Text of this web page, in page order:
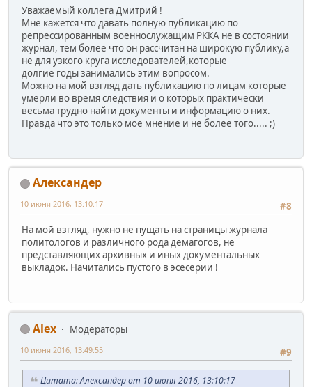
Уважаемый коллега Дмитрий !
Мне кажется что давать полную публикацию по
репрессированным военнослужащим РККА не в состоянии
журнал, тем более что он рассчитан на широкую публику,а
не для узкого круга исследователей,которые
долгие годы занимались этим вопросом.
Можно на мой взгляд дать публикацию по лицам которые
умерли во время следствия и о которых практически
весьма трудно найти документы и информацию о них.
Правда что это только мое мнение и не более того..... ;)
Александер
#8
10 июня 2016, 13:10:17
На мой взгляд, нужно не пущать на страницы журнала
политологов и различного рода демагогов, не
представляющих архивных и иных документальных
выкладок. Начитались пустого в эсесерии !
Alex
Модераторы
#9
10 июня 2016, 13:49:55
Цитата: Александер от 10 июня 2016, 13:10:17